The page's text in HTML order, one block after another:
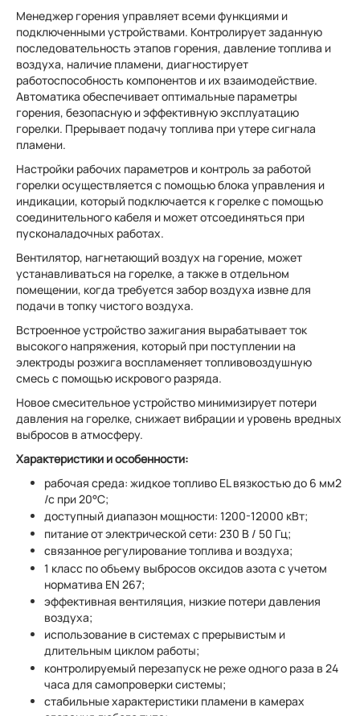
Менеджер горения управляет всеми функциями и
подключенными устройствами. Контролирует заданную
последовательность этапов горения, давление топлива и
воздуха, наличие пламени, диагностирует
работоспособность компонентов и их взаимодействие.
Автоматика обеспечивает оптимальные параметры
горения, безопасную и эффективную эксплуатацию
горелки. Прерывает подачу топлива при утере сигнала
пламени.
Настройки рабочих параметров и контроль за работой
горелки осуществляется с помощью блока управления и
индикации, который подключается к горелке с помощью
соединительного кабеля и может отсоединяться при
пусконаладочных работах.
Вентилятор, нагнетающий воздух на горение, может
устанавливаться на горелке, а также в отдельном
помещении, когда требуется забор воздуха извне для
подачи в топку чистого воздуха.
Встроенное устройство зажигания вырабатывает ток
высокого напряжения, который при поступлении на
электроды розжига воспламеняет топливовоздушную
смесь с помощью искрового разряда.
Новое смесительное устройство минимизирует потери
давления на горелке, снижает вибрации и уровень вредных
выбросов в атмосферу.
Характеристики и особенности:
рабочая среда: жидкое топливо EL вязкостью до 6 мм2
/с при 20°C;
доступный диапазон мощности: 1200-12000 кВт;
питание от электрической сети: 230 В / 50 Гц;
связанное регулирование топлива и воздуха;
1 класс по объему выбросов оксидов азота с учетом
норматива EN 267;
эффективная вентиляция, низкие потери давления
воздуха;
использование в системах с прерывистым и
длительным циклом работы;
контролируемый перезапуск не реже одного раза в 24
часа для самопроверки системы;
стабильные характеристики пламени в камерах